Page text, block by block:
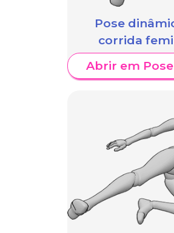
Pose
corrida
Abrir em